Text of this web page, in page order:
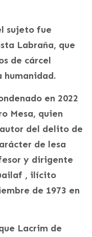
sujeto fue
Labraña, que
de cárcel
humanidad.
en 2022
Mesa, quien
del delito de
de lesa
y dirigente
, ilícito
de 1973 en
Lacrim de